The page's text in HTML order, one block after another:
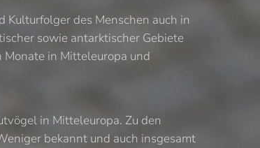
Kulturfolger des Menschen auch in
sowie antarktischer Gebiete
in Mitteleuropa und
in Mitteleuropa. Zu den
bekannt und auch insgesamt